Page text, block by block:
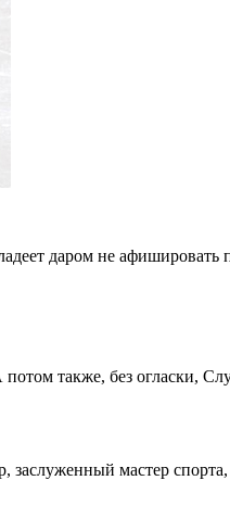
даром не
также, без огласки,
мастер